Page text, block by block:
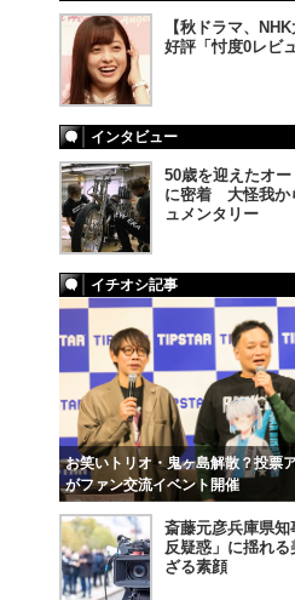
【秋ドラマ、
好評「忖度0レビ
インタビュー
50歳を迎えたオ
に密着 大怪我か
ュメンタリー
イチオシ記事
お笑いトリオ・鬼ヶ島解散？投票
がファン交流イベント開催
斎藤元彦兵庫県
反疑惑」に揺れ
ざる素顔